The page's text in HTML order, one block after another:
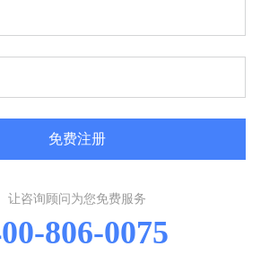
免费注册
让咨询顾问为您免费服务
806-0075